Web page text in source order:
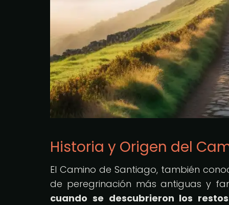
Historia y Origen del
El Camino de Santiago, también
de peregrinación más antiguas y
cuando se descubrieron los